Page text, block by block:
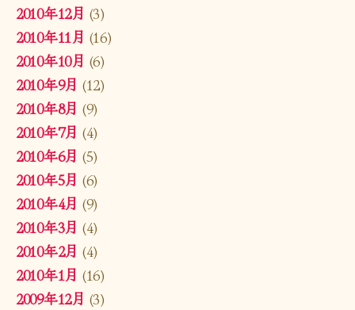
2010年12月 (3)
2010年11月 (16)
2010年10月 (6)
2010年9月 (12)
2010年8月 (9)
2010年7月 (4)
2010年6月 (5)
2010年5月 (6)
2010年4月 (9)
2010年3月 (4)
2010年2月 (4)
2010年1月 (16)
2009年12月 (3)